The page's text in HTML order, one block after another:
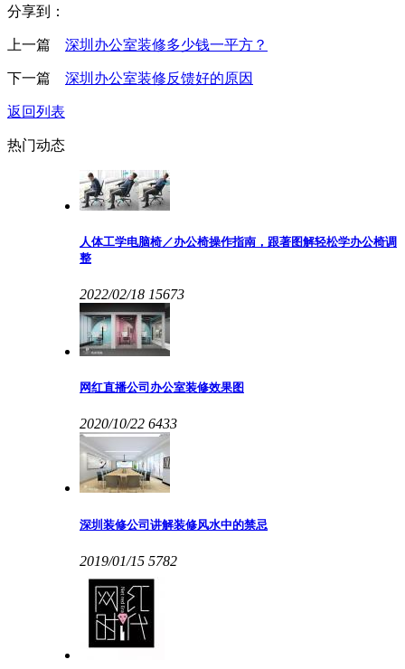
分享到：
上一篇 深圳办公室装修多少钱一平方？
下一篇 深圳办公室装修反馈好的原因
返回列表
热门动态
人体工学电脑椅／办公椅操作指南，跟著图解轻松学办公椅调
整
2022/02/18 15673
网红直播公司办公室装修效果图
2020/10/22 6433
深圳装修公司讲解装修风水中的禁忌
2019/01/15 5782